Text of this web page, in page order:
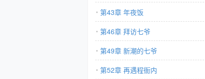
第43章 年夜饭
第46章 拜访七爷
第49章 新潮的七爷
第52章 再遇程衙内